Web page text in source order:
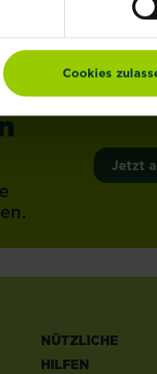
Cookies
Jetzt
NÜTZLICHE
HILFEN